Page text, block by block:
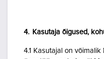
4. Kasutaja õigused,
4.1 Kasutajal on võimalik